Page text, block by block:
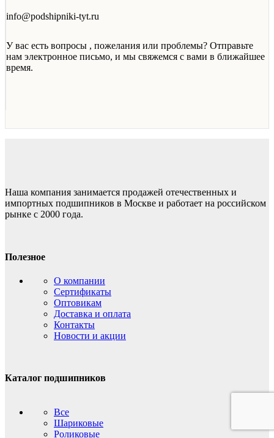
info@podshipniki-tyt.ru
У вас есть вопросы , пожелания или проблемы? Отправьте
нам электронное письмо, и мы свяжемся с вами в ближайшее
время.
Наша компания занимается продажей отечественных и
импортных подшипников в Москве и работает на российском
рынке с 2000 года.
Полезное
О компании
Сертификаты
Оптовикам
Доставка и оплата
Контакты
Новости и акции
Каталог подшипников
Все
Шариковые
Роликовые